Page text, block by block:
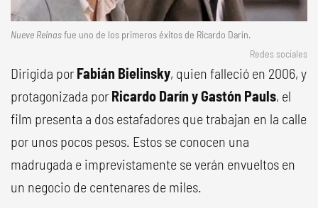
Nueve Reinasfue uno de los primeros éxitos de Ricardo Darín.
Redes sociales
Dirigida por Fabián Bielinsky, quien falleció en 2006, y
protagonizada por Ricardo Darín y Gastón Pauls, el
film presenta a dos estafadores que trabajan en la calle
por unos pocos pesos. Estos se conocen una
madrugada e imprevistamente se verán envueltos en
un negocio de centenares de miles.